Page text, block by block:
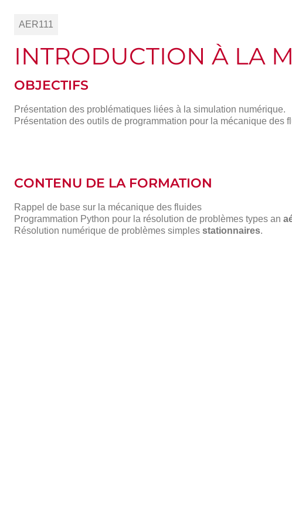
AER111
INTRODUCTION À LA
OBJECTIFS
Présentation des problématiques liées à la simulation numérique.
Présentation des outils de programmation pour la mécanique des
CONTENU DE LA FORMATION
Rappel de base sur la mécanique des fluides
Programmation Python pour la résolution de problèmes types an
Résolution numérique de problèmes simples stationnaires.